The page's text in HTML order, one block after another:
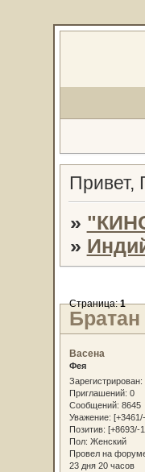
Привет,
»
»
Страница:1
Васена
Фея
Зарегистрирован:
Приглашений: 0
Сообщений: 8645
Уважение:
Позитив: [+8693/-
Пол: Женский
Провел на
23 дня 20 часов